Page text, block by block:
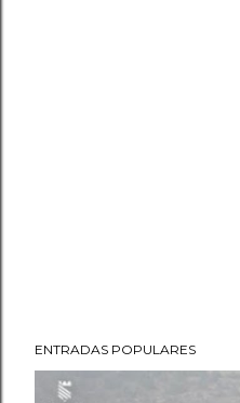
ENTRADAS POPULARES